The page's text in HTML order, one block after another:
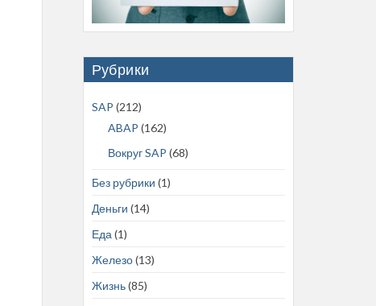
Рубрики
SAP (212)
ABAP (162)
Вокруг SAP (68)
Без рубрики (1)
Деньги (14)
Еда (1)
Железо(13)
Жизнь(85)